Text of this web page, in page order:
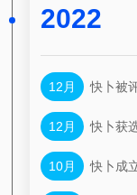
2022
12月 快卜被
12月 快卜获
10月 快卜成